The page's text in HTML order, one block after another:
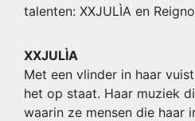
talenten: XXJULÌA en
XXJULÌA
Met een vlinder in haar
het op staat. Haar muziek
waarin ze mensen die haar